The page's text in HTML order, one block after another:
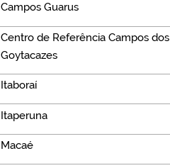
Campos Guarus
Centro de Referência Campos dos
Goytacazes
Itaboraí
Itaperuna
Macaé